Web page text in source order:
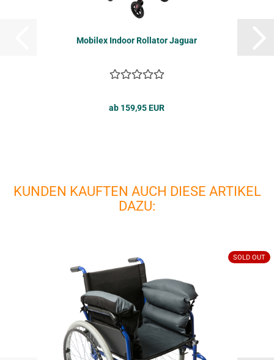
Mo­bilex In­door Rol­la­tor Ja­gu­ar
ab 159,95 EUR
KUNDEN KAUFTEN AUCH DIESE ARTIKEL
DAZU:
SOLD OUT